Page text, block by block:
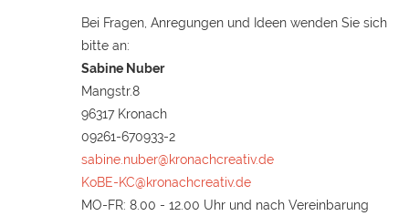
Bei Fragen, Anregungen und Ideen wenden Sie sich
bitte an:
Sabine Nuber
Mangstr.8
96317 Kronach
09261-670933-2
sabine.nuber@kronachcreativ.de
KoBE-KC@kronachcreativ.de
MO-FR: 8.00 - 12.00 Uhr und nach Vereinbarung